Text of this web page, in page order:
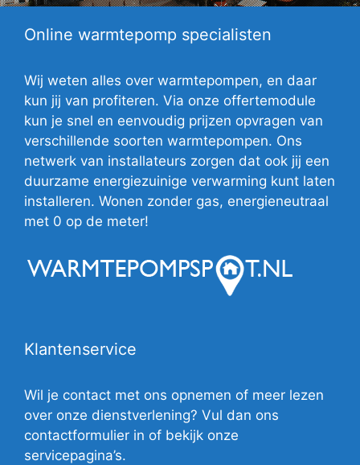
Online warmtepomp specialisten
Wij weten alles over warmtepompen, en daar
kun jij van profiteren. Via onze offertemodule
kun je snel en eenvoudig prijzen opvragen van
verschillende soorten warmtepompen. Ons
netwerk van installateurs zorgen dat ook jij een
duurzame energiezuinige verwarming kunt laten
installeren. Wonen zonder gas, energieneutraal
met 0 op de meter!
Klantenservice
Wil je contact met ons opnemen of meer lezen
over onze dienstverlening? Vul dan ons
contactformulier in of bekijk onze
servicepagina’s.